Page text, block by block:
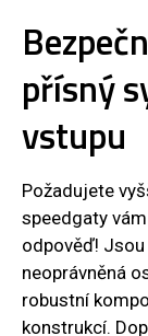
přísný
vstupu
Požadujete
speedgaty
odpověď!
neoprávněná
robustní
konstrukcí.